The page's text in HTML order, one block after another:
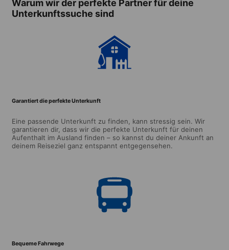
Warum wir der perfekte Partner für deine
Unterkunftssuche sind
Garantiert die perfekte Unterkunft
Eine passende Unterkunft zu finden, kann stressig sein. Wir
garantieren dir, dass wir die perfekte Unterkunft für deinen
Aufenthalt im Ausland finden – so kannst du deiner Ankunft an
deinem Reiseziel ganz entspannt entgegensehen.
Bequeme Fahrwege